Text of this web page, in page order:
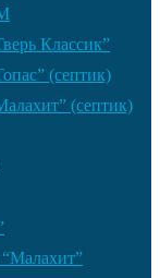
Классик”
(септик)
(септик)